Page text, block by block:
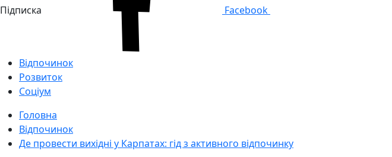
Підписка Facebook
Відпочинок
Розвиток
Соціум
Головна
Відпочинок
Де провести вихідні у Карпатах: гід з активного відпочинку